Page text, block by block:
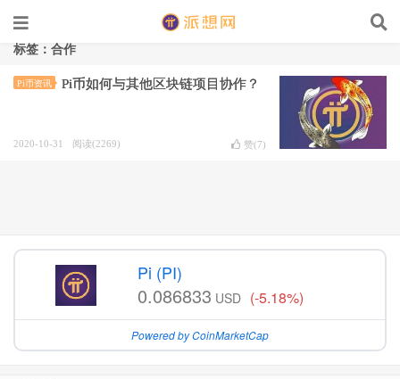
标签：合作
Pi币资讯 Pi币如何与其他区块链项目协作？
2020-10-31 阅读(2269) 赞(7)
Pi (PI)
0.086833 USD (-5.18%)
Powered by CoinMarketCap